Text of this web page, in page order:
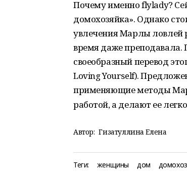
Почему именно flylady?
домохозяйка». Однако
увлечения Марлы ловлей
время даже
своеобразный перевод
Loving Yourself).
применяющие методы
работой, а делают ее
Автор: Гизатуллина Елена
Теги: женщины дом